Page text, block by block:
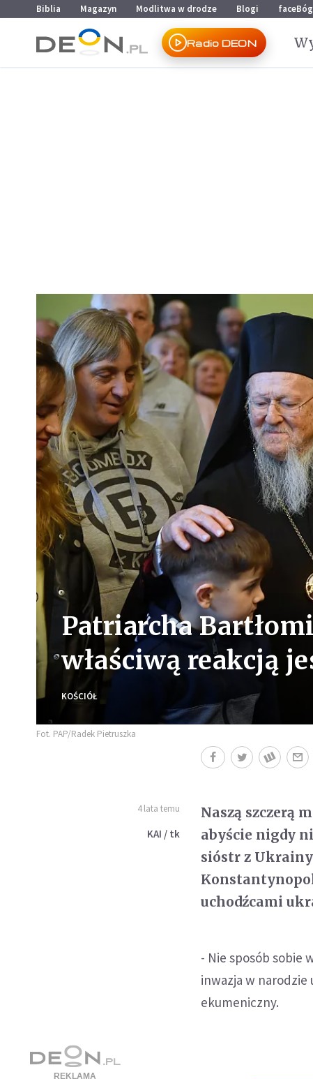
Przejdź do menu głównego
Przejdź do treści
Biblia Magazyn Modlitwa w drodze Blogi faceBóg
Radio DEON
Patriarcha
właściwą reakcją
KOŚCIÓŁ
Fot. PAP/Radek Pietruszka
4 lata temu
KAI / tk
Naszą szczerą
abyście nigdy
sióstr z
uchodźcami
- Nie sposób sobie
inwazja w narodzie
ekumeniczny.